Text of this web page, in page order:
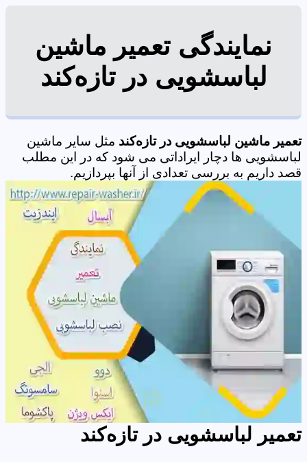
نمایندگی تعمیر ماشین
لباسشویی در تازه‌کند
تعمیر ماشین لباسشویی در تازه‌کند مثل سایر ماشین
لباسشویی ها دچار ایراداتی می شود که در این مطلب
قصد داریم به بررسی تعدادی از آنها بپردازیم.
تعمیر لباسشویی در تازه‌کند